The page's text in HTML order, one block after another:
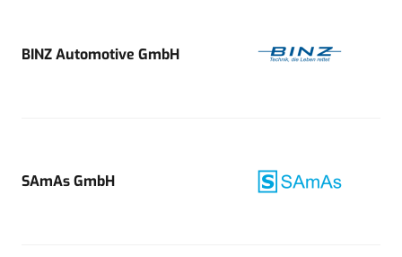
BINZ Automotive GmbH
SAmAs GmbH